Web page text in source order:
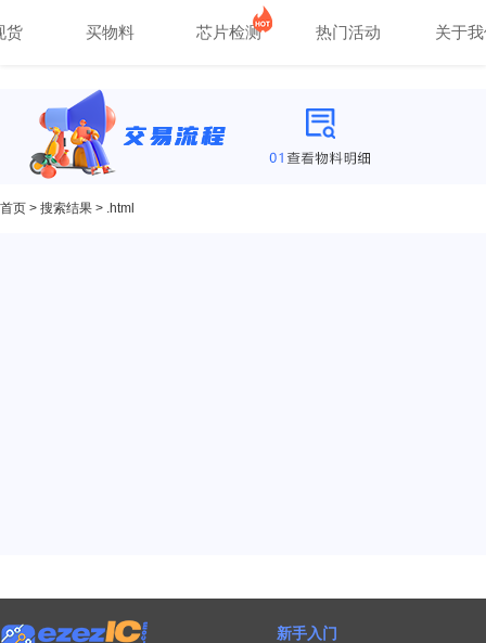
货 买物料 芯片检测 热门活动 关于
首页 > 搜索结果 > .html
新手入门